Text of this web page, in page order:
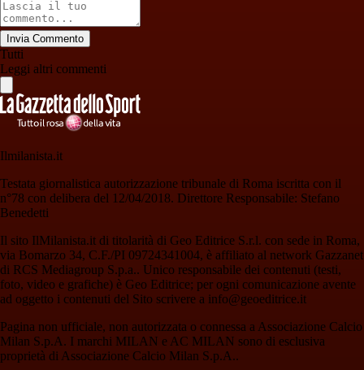
Invia Commento
Tutti
Leggi altri commenti
Ilmilanista.it
Testata giornalistica autorizzazione tribunale di Roma iscritta con il
n°78 con delibera del 12/04/2018. Direttore Responsabile: Stefano
Benedetti
Il sito IlMilanista.it di titolarità di Geo Editrice S.r.l. con sede in Roma,
via Bomarzo 34, C.F./PI 09724341004, è affiliato al network Gazzanet
di RCS Mediagroup S.p.a.. Unico responsabile dei contenuti (testi,
foto, video e grafiche) è Geo Editrice; per ogni comunicazione avente
ad oggetto i contenuti del Sito scrivere a info@geoeditrice.it
Pagina non ufficiale, non autorizzata o connessa a Associazione Calcio
Milan S.p.A. I marchi MILAN e AC MILAN sono di esclusiva
proprietà di Associazione Calcio Milan S.p.A..